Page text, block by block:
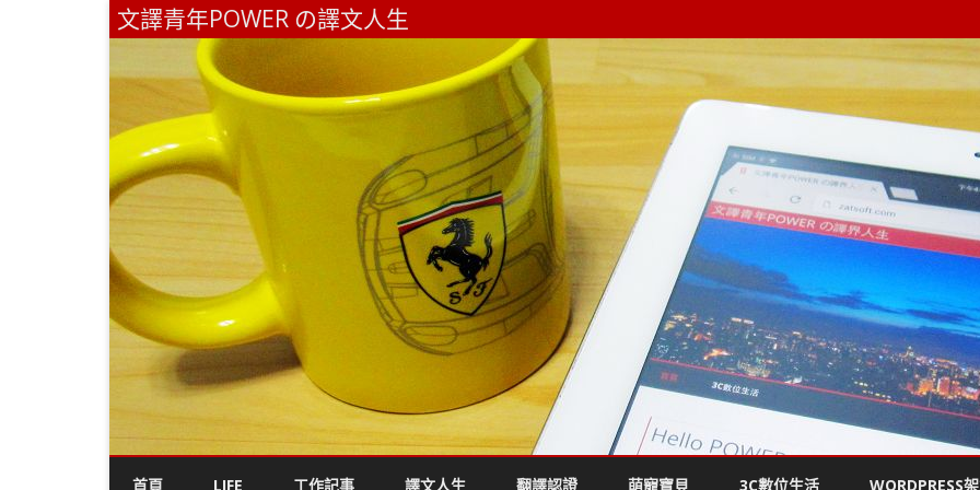
文譯青年POWER の譯文人生
to
首頁 LIFE 工作記事 譯文人生 翻譯認證 萌寵寶貝 3C數位生活 WORDPRESS